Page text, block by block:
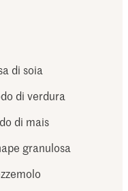
di soia
di verdura
di mais
granulosa